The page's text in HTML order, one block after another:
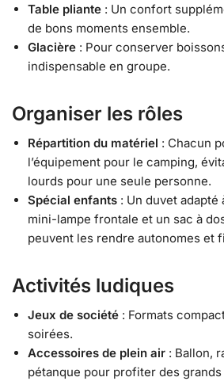
Table pliante : Un confort
de bons moments ensemble.
Glacière : Pour conserver
indispensable en groupe.
Organiser les rôles
Répartition du matériel : Chacun
l’équipement pour le camping,
lourds pour une seule personne.
Spécial enfants : Un duvet adapté
mini-lampe frontale et un sac à
peuvent les rendre autonomes et
Activités ludiques
Jeux de société : Formats
soirées.
Accessoires de plein air : Ballon,
pétanque pour profiter des grands